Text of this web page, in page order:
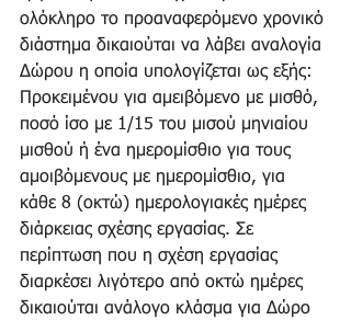
ολόκληρο το προαναφερόμενο χρονικό
διάστημα δικαιούται να λάβει αναλογία
Δώρου η οποία υπολογίζεται ως εξής:
Προκειμένου για αμειβόμενο με μισθό,
ποσό ίσο με 1/15 του μισού μηνιαίου
μισθού ή ένα ημερομίσθιο για τους
αμοιβόμενους με ημερομίσθιο, για
κάθε 8 (οκτώ) ημερολογιακές ημέρες
διάρκειας σχέσης εργασίας. Σε
περίπτωση που η σχέση εργασίας
διαρκέσει λιγότερο από οκτώ ημέρες
δικαιούται ανάλογο κλάσμα για Δώρο